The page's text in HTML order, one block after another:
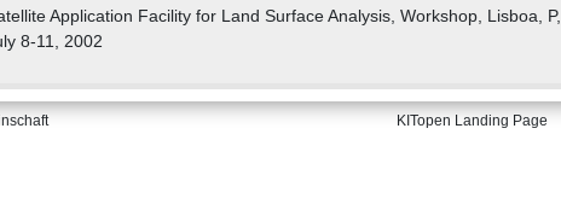
Application Facility for Land Surface Analysis, Workshop, Lisboa, P,
8-11, 2002
KITopen Landing Page